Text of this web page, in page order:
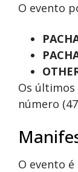
O evento
Os
número
O evento